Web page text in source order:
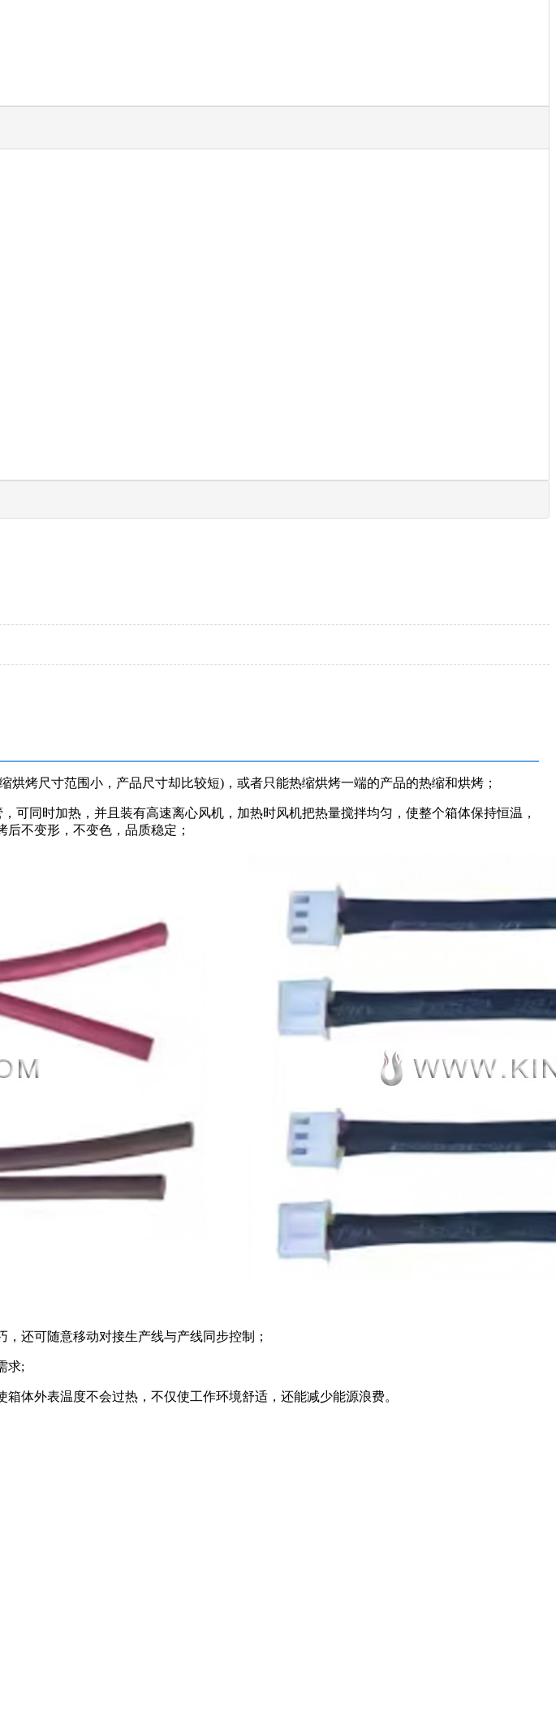
烤尺寸范围小，产品尺寸却比较短)，或者只能热缩烘烤一端的产品的热缩和烘烤；
同时加热，并且装有高速离心风机，加热时风机把热量搅拌均匀，使整个箱体保持恒温，
不变形，不变色，品质稳定；
还可随意移动对接生产线与产线同步控制；
求;
体外表温度不会过热，不仅使工作环境舒适，还能减少能源浪费。